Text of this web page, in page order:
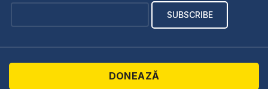
DONEAZĂ